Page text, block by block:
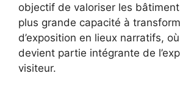
objectif de valoriser les
plus grande capacité à
d’exposition en lieux narratifs,
devient partie intégrante de
visiteur.